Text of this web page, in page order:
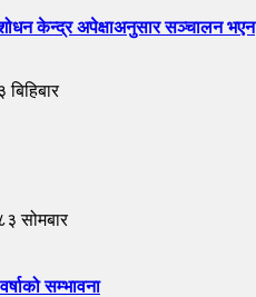
केन्द्र अपेक्षाअनुसार सञ्चालन भएन
सोमबार
सम्भावना